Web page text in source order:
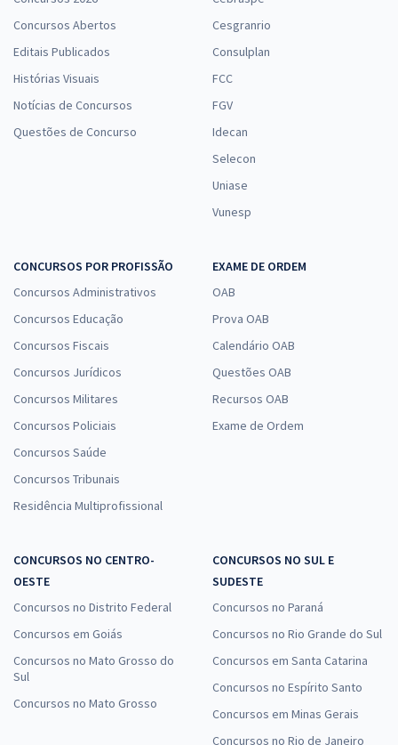
Concursos Abertos
Editais Publicados
Histórias Visuais
Notícias de Concursos
Questões de Concurso
Cesgranrio
Consulplan
FCC
FGV
Idecan
Selecon
Uniase
Vunesp
CONCURSOS POR PROFISSÃO
Concursos Administrativos
Concursos Educação
Concursos Fiscais
Concursos Jurídicos
Concursos Militares
Concursos Policiais
Concursos Saúde
Concursos Tribunais
Residência Multiprofissional
EXAME DE ORDEM
OAB
Prova OAB
Calendário OAB
Questões OAB
Recursos OAB
Exame de Ordem
CONCURSOS NO CENTRO-
OESTE
Concursos no Distrito Federal
Concursos em Goiás
Concursos no Mato Grosso do
Sul
Concursos no Mato Grosso
CONCURSOS NO SUL E
SUDESTE
Concursos no Paraná
Concursos no Rio Grande do Sul
Concursos em Santa Catarina
Concursos no Espírito Santo
Concursos em Minas Gerais
Concursos no Rio de Janeiro